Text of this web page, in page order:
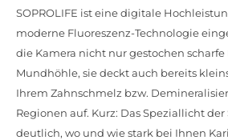
SOPROLIFE ist eine digitale
moderne Fluoreszenz-Technologie
die Kamera nicht nur gestochen
Mundhöhle, sie deckt auch bereits
Ihrem Zahnschmelz bzw.
Regionen auf. Kurz: Das Speziallicht der
deutlich, wo und wie stark bei Ihnen